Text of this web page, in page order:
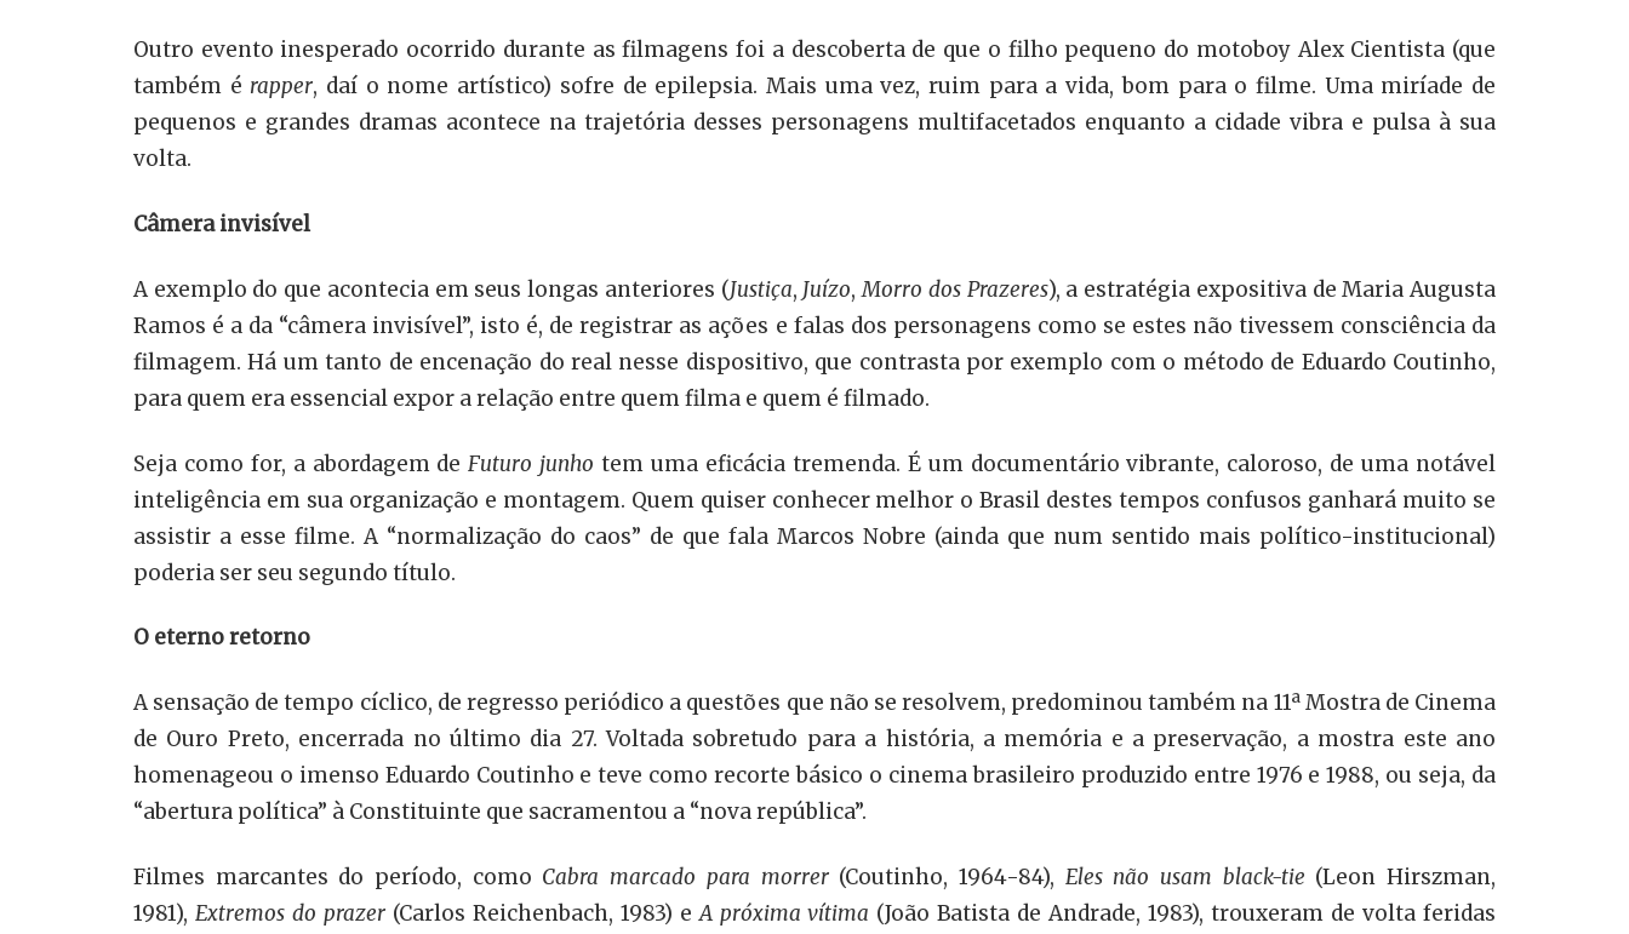
Outro evento inesperado ocorrido durante as filmagens foi a descoberta de que o filho pequeno do motoboy Alex Cientista (que
também é rapper, daí o nome artístico) sofre de epilepsia. Mais uma vez, ruim para a vida, bom para o filme. Uma miríade de
pequenos e grandes dramas acontece na trajetória desses personagens multifacetados enquanto a cidade vibra e pulsa à sua
volta.
Câmera invisível
A exemplo do que acontecia em seus longas anteriores (Justiça, Juízo,Morro dos Prazeres), a estratégia expositiva de Maria Augusta
Ramos é a da “câmera invisível”, isto é, de registrar as ações e falas dos personagens como se estes não tivessem consciência da
filmagem. Há um tanto de encenação do real nesse dispositivo, que contrasta por exemplo com o método de Eduardo Coutinho,
para quem era essencial expor a relação entre quem filma e quem é filmado.
Seja como for, a abordagem deFuturo junhotem uma eficácia tremenda. É um documentário vibrante, caloroso, de uma notável
inteligência em sua organização e montagem. Quem quiser conhecer melhor o Brasil destes tempos confusos ganhará muito se
assistir a esse filme. A “normalização do caos” de que fala Marcos Nobre (ainda que num sentido mais político-institucional)
poderia ser seu segundo título.
O eterno retorno
A sensação de tempo cíclico, de regresso periódico a questões que não se resolvem, predominou também na 11ª Mostra de Cinema
de Ouro Preto, encerrada no último dia 27. Voltada sobretudo para a história, a memória e a preservação, a mostra este ano
homenageou o imenso Eduardo Coutinho e teve como recorte básico o cinema brasileiro produzido entre 1976 e 1988, ou seja, da
“abertura política” à Constituinte que sacramentou a “nova república”.
Filmes marcantes do período, como Cabra marcado para morrer (Coutinho, 1964-84), Eles não usam black-tie (Leon Hirszman,
1981), Extremos do prazer (Carlos Reichenbach, 1983) eA próxima vítima (João Batista de Andrade, 1983), trouxeram de volta feridas